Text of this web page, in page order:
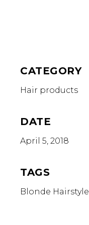
CATEGORY
Hair products
DATE
April 5, 2018
TAGS
Blonde Hairstyle